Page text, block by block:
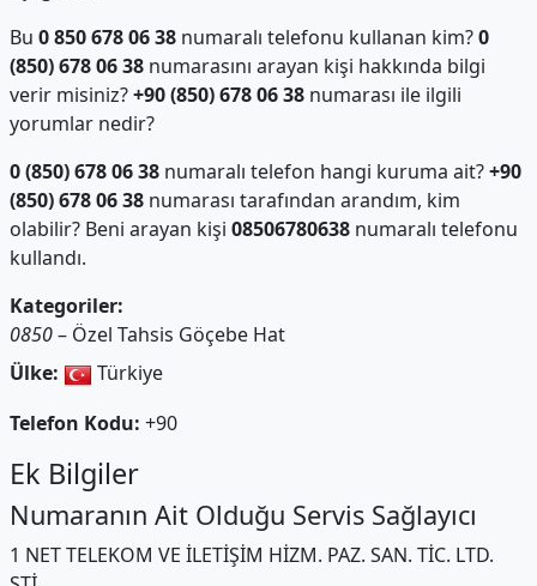
Bu 0 850 678 06 38numaralı telefonu kullanan kim?0
(850) 678 06 38numarasını arayan kişi hakkında bilgi
verir misiniz?+90 (850) 678 06 38numarası ile ilgili
yorumlar nedir?
0 (850) 678 06 38numaralı telefon hangi kuruma ait?+90
(850) 678 06 38numarası tarafından arandım, kim
olabilir? Beni arayan kişi 08506780638numaralı telefonu
kullandı.
Kategoriler:
0850– Özel Tahsis Göçebe Hat
Ülke:
Türkiye
Telefon Kodu: +90
Ek Bilgiler
Numaranın Ait Olduğu Servis Sağlayıcı
1 NET TELEKOM VE İLETİŞİM HİZM. PAZ. SAN. TİC. LTD.